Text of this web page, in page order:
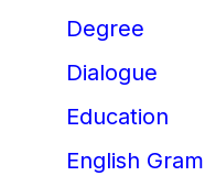
Degree
Dialogue
Education
English